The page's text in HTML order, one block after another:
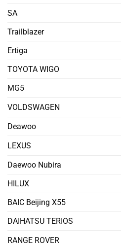
SA
Trailblazer
Ertiga
TOYOTA WIGO
MG5
VOLDSWAGEN
Deawoo
LEXUS
Daewoo Nubira
HILUX
BAIC Beijing X55
DAIHATSU TERIOS
RANGE ROVER